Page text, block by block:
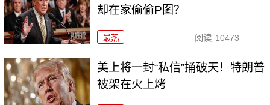
却在家偷偷P图？
最热 阅读 10473
美上将一封“私信”捅破天！特朗普
被架在火上烤